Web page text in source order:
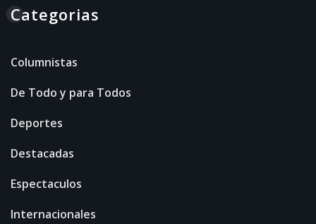
Categorias
Columnistas
De Todo y para Todos
Deportes
Destacadas
Espectaculos
Internacionales